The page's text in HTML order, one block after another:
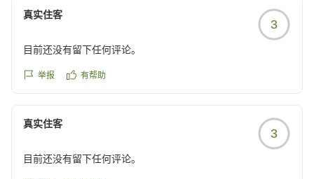
真实住客
3
目前还没有留下任何评论。
举报 有帮助
真实住客
3
目前还没有留下任何评论。